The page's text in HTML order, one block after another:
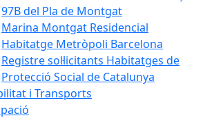
97B del Pla de Montgat
Marina Montgat Residencial
Habitatge Metròpoli Barcelona
Registre sol·licitants Habitatges de
Protecció Social de Catalunya
i Transports